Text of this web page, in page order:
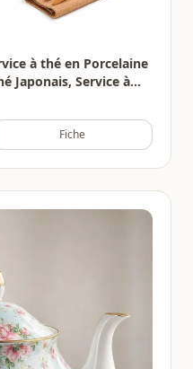
à thé en Porcelaine
Japonais, Service à
Thés à Fleurs
Fiche